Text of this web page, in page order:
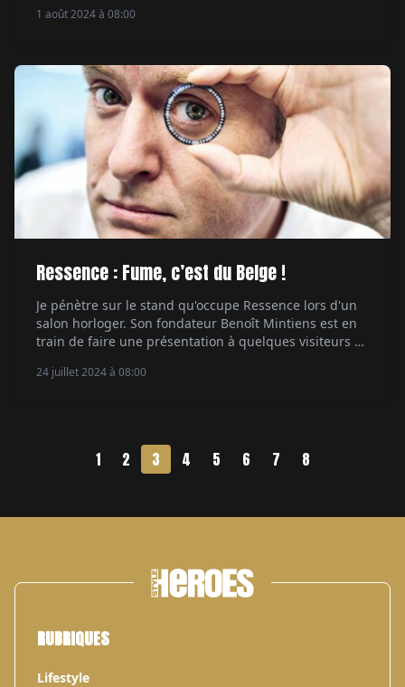
pose devant les fenêtres d'un appartement vide.
l'interview qui débute. […]
1 août 2024 à 08:00
Ressence : Fume, c’est du Belge !
Je pénètre sur le stand qu'occupe Ressence lors d'un
salon horloger. Son fondateur Benoît Mintiens est en
train de faire une présentation à quelques visiteurs et
on n'a pas de loupe ! On n'est pas des horlogers ! »
24 juillet 2024 à 08:00
1 2 3 4 5 6 7 8
RUBRIQUES
Lifestyle